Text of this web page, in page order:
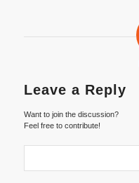
Leave a Reply
Want to join the discussion?
Feel free to contribute!